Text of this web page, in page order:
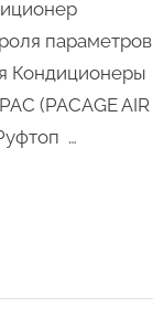
параметров
Кондиционеры
(PACAGE AIR
…